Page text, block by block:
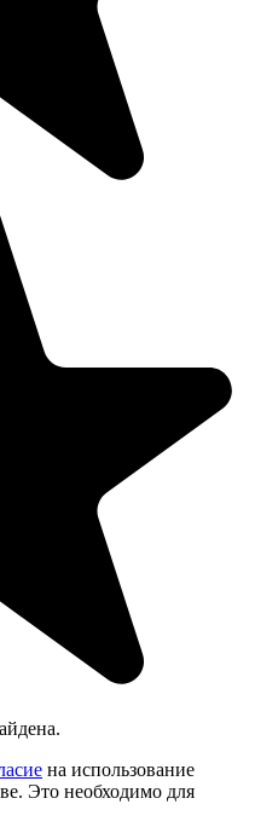
на использование
Это необходимо для